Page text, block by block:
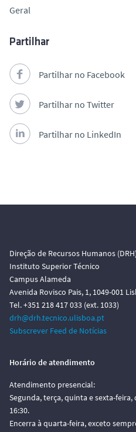
Geral
Partilhar
Partilhar no Facebook
Partilhar no Twitter
Partilhar no LinkedIn
Direção de Recursos Humanos (DRH)
Instituto Superior Técnico
Campus Alameda
Avenida Rovisco Pais, 1, 1049-001
Tel. +351 218 417 033 (ext. 1033)
drh@drh.tecnico.ulisboa.pt
Subscrever Feed de Notícias
Horário de atendimento
Atendimento presencial:
Segunda, terça, quinta e sexta-feira,
16:30.
Encerra à quarta-feira, exceto